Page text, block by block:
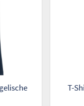
T-Shirt | Damen |